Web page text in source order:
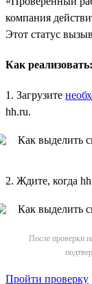
компания
Этот статус
Как реализовать:
1. Загрузите
hh.ru.
2. Ждите, когда
После проверки
Пройти проверку